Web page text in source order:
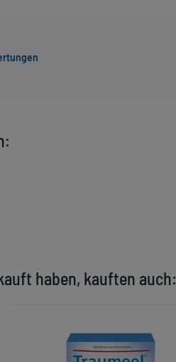
haben, kauften auch: